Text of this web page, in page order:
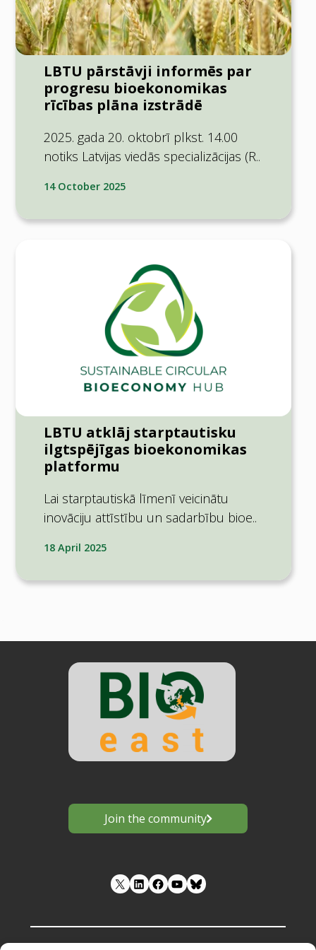
LBTU pārstāvji informēs par
progresu bioekonomikas
rīcības plāna izstrādē
2025. gada 20. oktobrī plkst. 14.00
notiks Latvijas viedās specializācijas (R..
14 October 2025
LBTU atklāj starptautisku
ilgtspējīgas bioekonomikas
platformu
Lai starptautiskā līmenī veicinātu
inovāciju attīstību un sadarbību bioe..
18 April 2025
Join the community
LinkedIn Facebook YouTube